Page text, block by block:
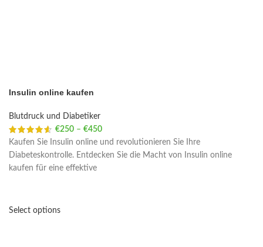
Insulin online kaufen
Blutdruck und Diabetiker
€250 – €450
Kaufen Sie Insulin online und revolutionieren Sie Ihre
Diabeteskontrolle. Entdecken Sie die Macht von Insulin online
kaufen für eine effektive
Select options